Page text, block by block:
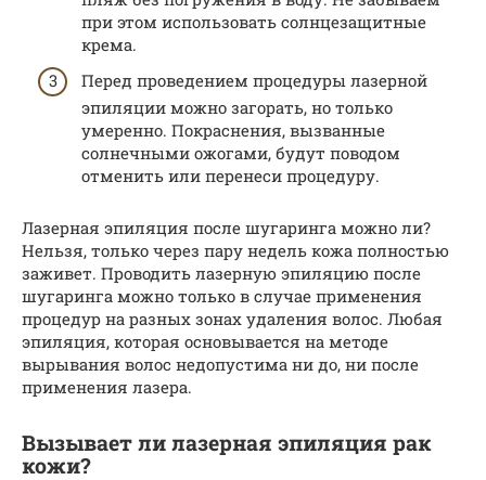
при этом использовать солнцезащитные
крема.
Перед проведением процедуры лазерной
эпиляции можно загорать, но только
умеренно. Покраснения, вызванные
солнечными ожогами, будут поводом
отменить или перенеси процедуру.
Лазерная эпиляция после шугаринга можно ли?
Нельзя, только через пару недель кожа полностью
заживет. Проводить лазерную эпиляцию после
шугаринга можно только в случае применения
процедур на разных зонах удаления волос. Любая
эпиляция, которая основывается на методе
вырывания волос недопустима ни до, ни после
применения лазера.
Вызывает ли лазерная эпиляция рак
кожи?